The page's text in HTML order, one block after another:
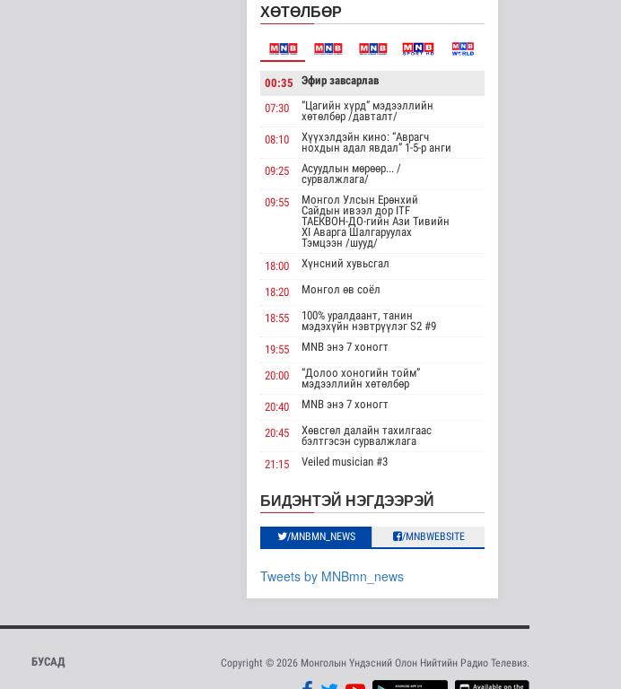
жолооны болон..
Нийгэм
16 цаг 22 минутын өмнө
баатарлаг тууль" эрдэм
шин..
Танин мэдэхүй
17 цаг 33 минутын өмнө
МҮОНРТ-ийн Үндэсний
зөвлөлийн даргаар
Н.Монсор д..
Нийгэм
17 цаг 37 минутын өмнө
АНУ полисиликон
бүтээгдэхүүнд 15
Дэлхийд
17 цаг 42 минутын өмнө
Торгоны замын цуваа
6000 гаруй километр
зам туул..
Байгаль орчин
17 цаг 45 минутын өмнө
“Турбингенерат..
зөвлөлдөх хэлэлцүүлэг
17 цаг 2 минутын өмнө
“Нүүрс-пиролизын
үйлдвэр” төслийн
чиглэл, хамтын..
ХӨТӨЛБӨР
00:35 Эфир завсарлав
07:30
“Цагийн хүрд” мэдээллийн
хөтөлбөр /давталт/
08:10
Хүүхэлдэйн кино: “Аврагч
нохдын адал явдал” 1-5-р анги
09:25
Асуудлын мөрөөр... /
сурвалжлага/
09:55
Монгол Улсын Ерөнхий
Сайдын ивээл дор ITF
ТАЕКВОН-ДО-гийн Ази Тивийн
XI Аварга Шалгаруулах
Тэмцээн /шууд/
18:00
Хүнсний хувьсгал
18:20 Монгол өв соёл
18:55
100% уралдаант, танин
мэдэхүйн нэвтрүүлэг S2 #9
19:55
MNB энэ 7 хоногт
20:00
“Долоо хоногийн тойм”
мэдээллийн хөтөлбөр
20:40
MNB энэ 7 хоногт
20:45
Хөвсгөл далайн тахилгаас
бэлтгэсэн сурвалжлага
21:15
Veiled musician #3
23:35
“Гэрэлтэй цонх” үдшийн
хөтөлбөр
БИДЭНТЭЙ НЭГДЭЭРЭЙ
/MNBMN_NEWS /MNBWEBSITE
Tweets by MNBmn_news
БУСАД Copyright © 2026 Монголын Үндэсний Олон Нийтийн Радио Телевиз.